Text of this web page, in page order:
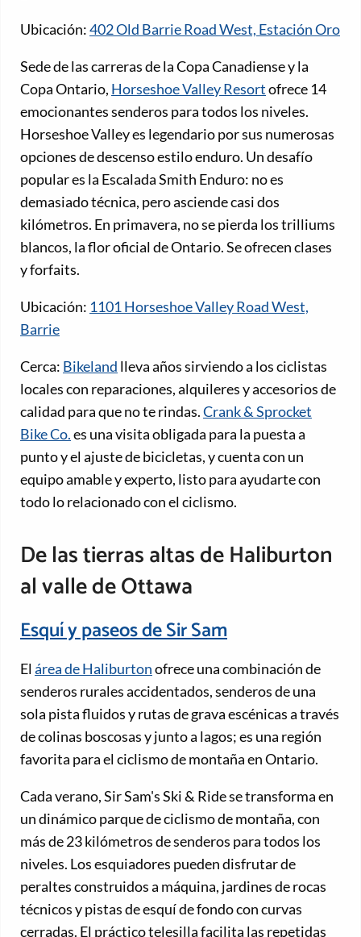
Ubicación:402 Old Barrie Road West, Estación Oro
Sede de las carreras de la Copa Canadiense y la
Copa Ontario, Horseshoe Valley Resortofrece 14
emocionantes senderos para todos los niveles.
Horseshoe Valley es legendario por sus numerosas
opciones de descenso estilo enduro. Un desafío
popular es la Escalada Smith Enduro: no es
demasiado técnica, pero asciende casi dos
kilómetros. En primavera, no se pierda los trilliums
blancos, la flor oficial de Ontario. Se ofrecen clases
y forfaits.
Ubicación: 1101 Horseshoe Valley Road West,
Barrie
Cerca: Bikeland lleva años sirviendo a los ciclistas
locales con reparaciones, alquileres y accesorios de
calidad para que no te rindas.Crank & Sprocket
Bike Co.es una visita obligada para la puesta a
punto y el ajuste de bicicletas, y cuenta con un
equipo amable y experto, listo para ayudarte con
todo lo relacionado con el ciclismo.
De las tierras altas de Haliburton
al valle de Ottawa
Esquí y paseos de Sir Sam
Elárea de Haliburtonofrece una combinación de
senderos rurales accidentados, senderos de una
sola pista fluidos y rutas de grava escénicas a través
de colinas boscosas y junto a lagos; es una región
favorita para el ciclismo de montaña en Ontario.
Cada verano, Sir Sam's Ski & Ride se transforma en
un dinámico parque de ciclismo de montaña, con
más de 23 kilómetros de senderos para todos los
niveles. Los esquiadores pueden disfrutar de
peraltes construidos a máquina, jardines de rocas
técnicos y pistas de esquí de fondo con curvas
cerradas. El práctico telesilla facilita las repetidas